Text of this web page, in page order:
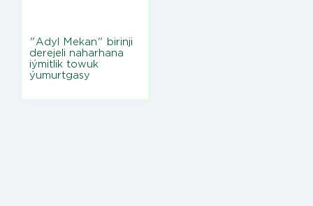
"Adyl Mekan" birinji
derejeli naharhana
iýmitlik towuk
ýumurtgasy